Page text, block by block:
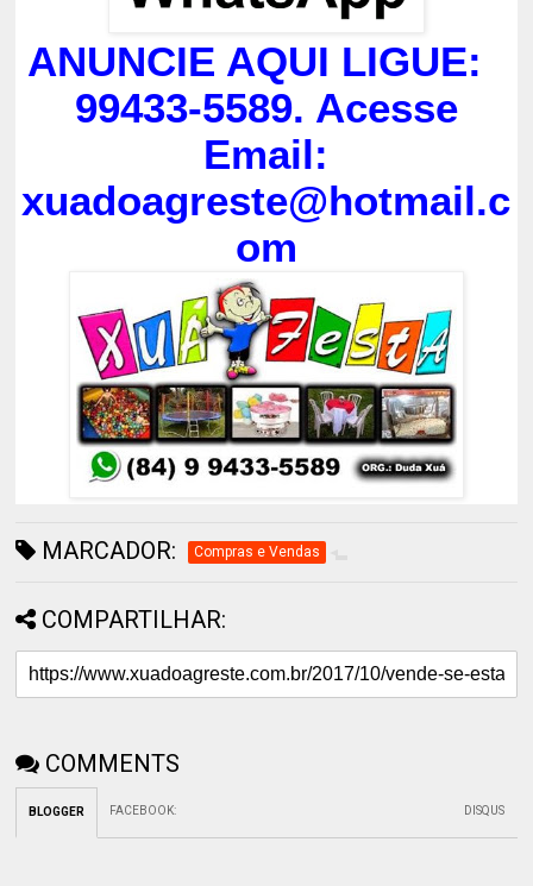
ANUNCIE AQUI LIGUE:
99433-5589. Acesse
Email:
xuadoagreste@hotmail.c
om
MARCADOR: Compras e Vendas
COMPARTILHAR:
COMMENTS
BLOGGER FACEBOOK: DISQUS